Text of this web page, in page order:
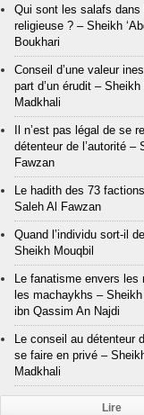
Qui sont les salafs dans
religieuse ? – Sheikh
Boukhari
Conseil d’une valeur
part d’un érudit – Sheikh
Madkhali
Il n’est pas légal de se
détenteur de l’autorité –
Fawzan
Le hadith des 73
Saleh Al Fawzan
Quand l’individu sort-il
Sheikh Mouqbil
Le fanatisme envers les
les machaykhs – Sheikh
ibn Qassim An Najdi
Le conseil au détenteur
se faire en privé –
Madkhali
Lire